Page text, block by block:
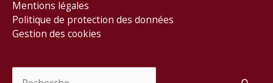
Mentions légales
Politique de protection des données
Gestion des cookies